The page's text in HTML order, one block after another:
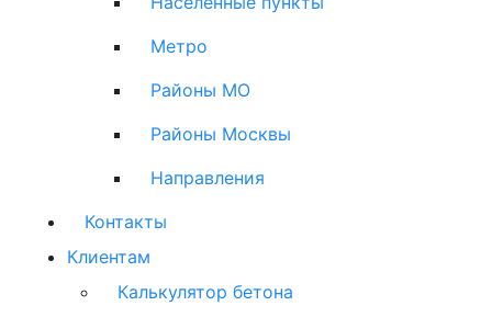
Метро
Районы МО
Районы Москвы
Направления
Контакты
Клиентам
Калькулятор бетона